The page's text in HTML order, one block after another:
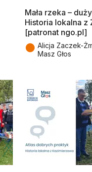
Mała rzeka –
Historia lokalna z
[patronat ngo.pl]
● Alicja Zaczek-
Masz Głos